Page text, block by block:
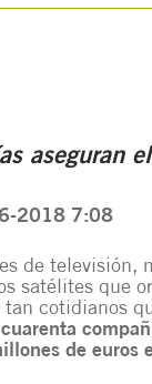
aseguran
2018 7:08
de
satélites que
tan cotidianos
de euros